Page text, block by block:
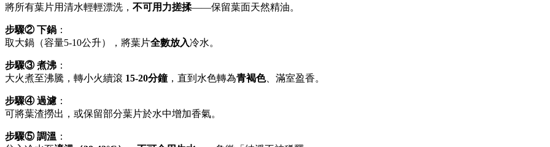
將所有葉片用清水輕輕漂洗， 不可用力搓揉——保留葉面天然精油。
步驟② 下鍋 ：
取大鍋（容量5-10公升），將葉片全數放入冷水。
步驟③ 煮沸 ：
大火煮至沸騰，轉小火續滾 15-20分鐘，直到水色轉為青褐色、滿室盈香。
步驟④ 過濾 ：
可將葉渣撈出，或保留部分葉片於水中增加香氣。
步驟⑤ 調溫 ：